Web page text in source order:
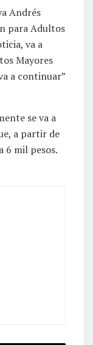
Andrés
para Adultos
va a
Mayores
a continuar”
se va a
a partir de
6 mil pesos.